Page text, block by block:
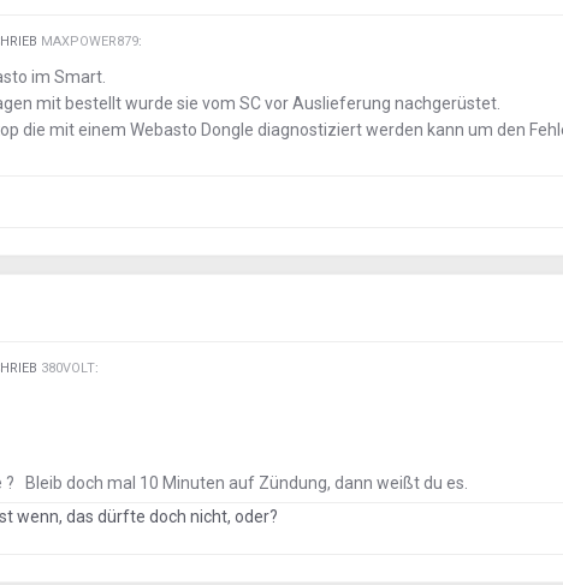
MAXPOWER879:
im Smart.
mit bestellt wurde sie vom SC vor Auslieferung nachgerüstet.
die mit einem Webasto Dongle diagnostiziert werden kann um den
380VOLT:
? Bleib doch mal 10 Minuten auf Zündung, dann weißt du es.
wenn, das dürfte doch nicht, oder?